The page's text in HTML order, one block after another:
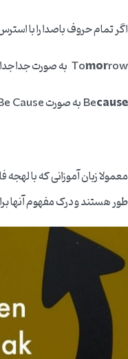
اگر تمام حروف باصدا را با
Tomorrow به صورت جدا جدا و غلط خوانده می شود: to mo row
Because به صورت Be Cause تلفط می شود
معمولا زبان آموزانی که با
طور هستند و درک مفهوم آنها